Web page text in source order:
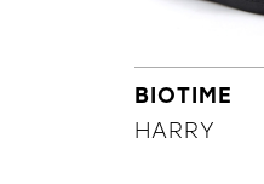
BIOTIME
HARRY